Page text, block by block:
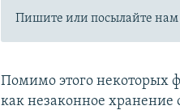
Пишите или посылайте нам
Помимо этого некоторых
как незаконное хранение